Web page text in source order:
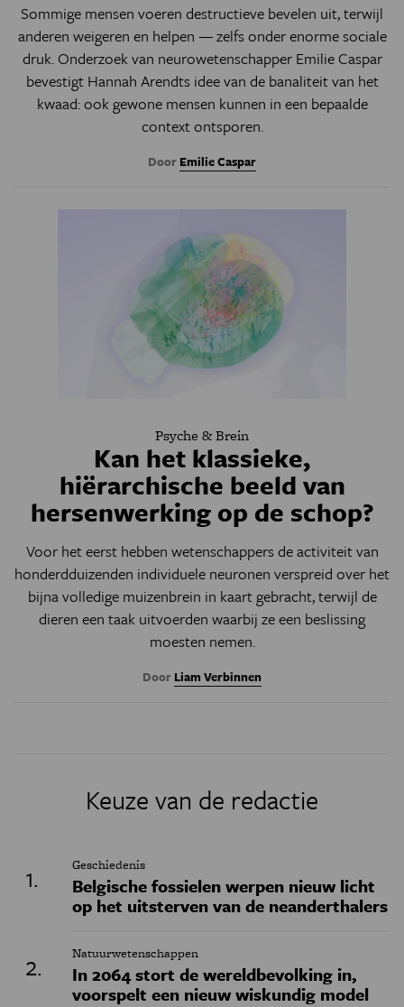
Sommige mensen voeren destructieve bevelen uit, terwijl
anderen weigeren en helpen — zelfs onder enorme sociale
druk. Onderzoek van neurowetenschapper Emilie Caspar
bevestigt Hannah Arendts idee van de banaliteit van het
kwaad: ook gewone mensen kunnen in een bepaalde
context ontsporen.
Door Emilie Caspar
Psyche & Brein
Kan het klassieke,
hiërarchische beeld van
hersenwerking op de schop?
Voor het eerst hebben wetenschappers de activiteit van
honderdduizenden individuele neuronen verspreid over het
bijna volledige muizenbrein in kaart gebracht, terwijl de
dieren een taak uitvoerden waarbij ze een beslissing
moesten nemen.
Door Liam Verbinnen
Keuze van de redactie
Geschiedenis
Belgische fossielen werpen nieuw licht
op het uitsterven van de neanderthalers
Natuurwetenschappen
In 2064 stort de wereldbevolking in,
voorspelt een nieuw wiskundig model